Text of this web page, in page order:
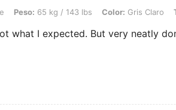
65 kg / 143 lbs, Color: Gris Claro, Talla: M
Peso: 65 kg / 143 lbs Color: Gris Claro
what I expected. But very neatly